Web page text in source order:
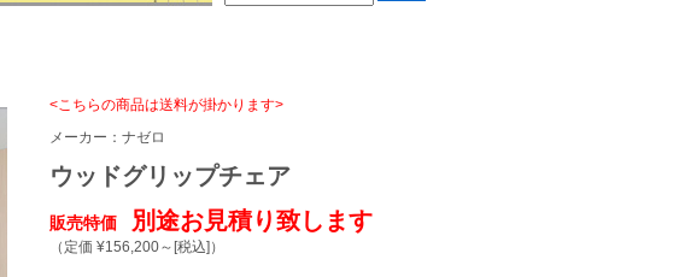
<こちらの商品は送料が掛かります>
メーカー： ナゼロ
ウッドグリップチェア
販売特価 別途お見積り致します
（定価 ¥156,200～ [税込] ）